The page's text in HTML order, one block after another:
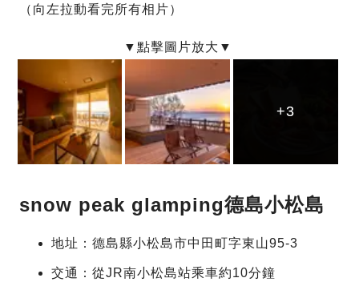
（向左拉動看完所有相片）
+3
+3
+3
snow peak glamping德島小松島
地址：德島縣小松島市中田町字東山95-3
交通：從JR南小松島站乘車約10分鐘